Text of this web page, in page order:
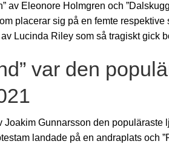
av Eleonore Holmgren och
placerar sig på en femte respektive
Lucinda Riley som så tragiskt gick
var den
Joakim Gunnarsson den populäraste
landade på en andraplats och